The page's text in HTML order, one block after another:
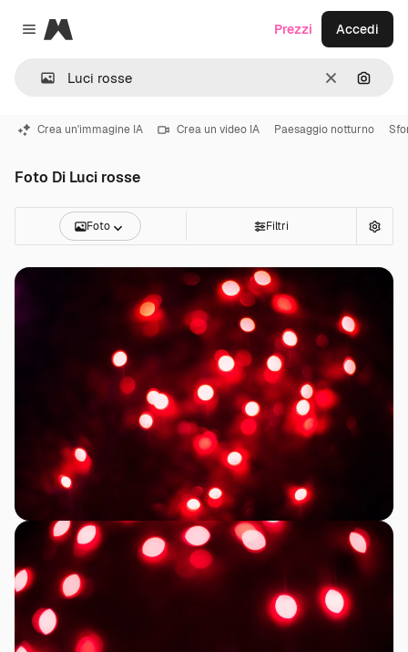
Close menu
Magnific
CancellaCerca
Prezzi Accedi
Crea un'immagine IA Crea un video IA Paesaggio notturno
Foto Di Luci rosse
Foto Filtri